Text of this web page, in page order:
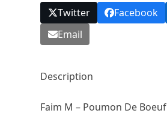
Twitter Facebook
Email
Description
Faim M – Poumon De Boeuf